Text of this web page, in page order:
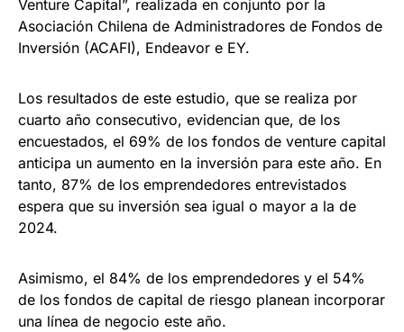
Venture Capital”, realizada en conjunto por la
Asociación Chilena de Administradores de Fondos de
Inversión (ACAFI), Endeavor e EY.
Los resultados de este estudio, que se realiza por
cuarto año consecutivo, evidencian que, de los
encuestados, el 69% de los fondos de venture capital
anticipa un aumento en la inversión para este año. En
tanto, 87% de los emprendedores entrevistados
espera que su inversión sea igual o mayor a la de
2024.
Asimismo, el 84% de los emprendedores y el 54%
de los fondos de capital de riesgo planean incorporar
una línea de negocio este año.